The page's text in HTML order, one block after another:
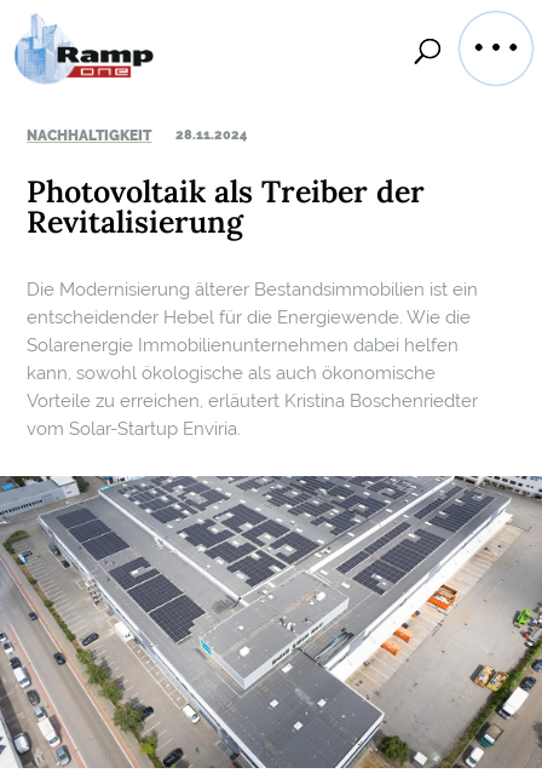
NACHHALTIGKEIT 28.11.2024
Photovoltaik als Treiber der
Revitalisierung
Die Modernisierung älterer Bestandsimmobilien ist ein
entscheidender Hebel für die Energiewende. Wie die
Solarenergie Immobilienunternehmen dabei helfen
kann, sowohl ökologische als auch ökonomische
Vorteile zu erreichen, erläutert Kristina Boschenriedter
vom Solar-Startup Enviria.